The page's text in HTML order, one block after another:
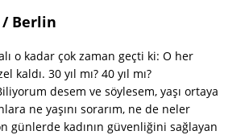
Berlin
o kadar çok zaman geçti ki: O her
kaldı. 30 yıl mı? 40 yıl mı?
desem ve söylesem, yaşı ortaya
ne yaşını sorarım, ne de neler
günlerde kadının güvenliğini sağlayan